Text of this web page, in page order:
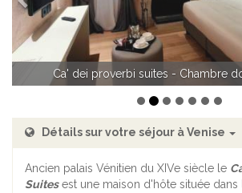
Ca' dei proverbi suites - Salle de
Détails sur votre séjour à Venise
Ancien palais Vénitien du XIVe siècle le
Suitesest une maison d'hôte située dans